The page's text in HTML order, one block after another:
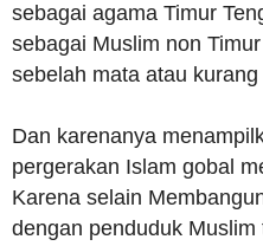
sebagai agama Timur
sebagai Muslim non
sebelah mata atau
Dan karenanya
pergerakan Islam gobal
Karena selain
dengan penduduk